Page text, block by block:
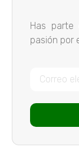
Has parte
pasión por